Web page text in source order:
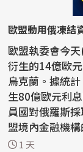
歐盟動用俄凍結
歐盟執委會今
衍生的14億歐
烏克蘭。據統
生80億歐元利息收益。 俄羅斯入侵
員國對俄羅斯
盟境內金融機
處...1 天